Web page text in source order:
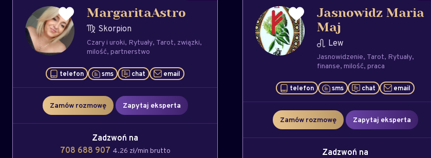
MargaritaAstro
Skorpion
Czary i uroki Rytuały Tarot związki
milość partnerstwo
telefon sms chat email
Zamów rozmowę Zapytaj eksperta
Zadzwoń na
708 688 907 4.26 zł/min brutto
Jasnowidz Maria
Maj
Lew
Jasnowidzenie Tarot Rytuały
finanse milość praca
telefon sms chat email
Zamów rozmowę Zapytaj eksperta
Zadzwoń na